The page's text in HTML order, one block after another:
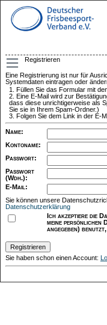
Registrieren
Eine Registrierung ist nur für
Systemdaten eintragen oder
Füllen Sie das Formular mit
Eine E-Mail wird zur
dass diese unrichtigerweise als
Sie sie in Ihrem Spam-Ordner.)
Folgen Sie dem Link in der E-
Name:
Kontoname:
Passwort:
Passwort
(Wdh.):
E-Mail :
Sie können unsere
Datenschutzerklärung
Ich akzeptiere die
meine persönlichen
angegeben)
Sie haben schon einen Account: